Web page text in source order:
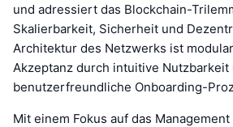
und adressiert das Blockchain-
Skalierbarkeit, Sicherheit und
Architektur des Netzwerks ist
Akzeptanz durch intuitive Nutzbarkeit
benutzerfreundliche Onboarding-
Mit einem Fokus auf das